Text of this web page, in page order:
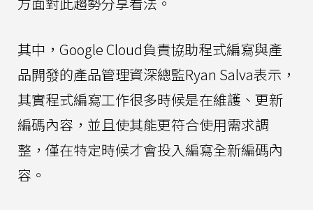
其中，Google Cloud負責協助程式編寫與產
品開發的產品管理資深總監Ryan Salva表示，
其實程式編寫工作很多時候是在維護、更新
編碼內容，並且使其能更符合使用需求調
整，僅在特定時候才會投入編寫全新編碼內
容。